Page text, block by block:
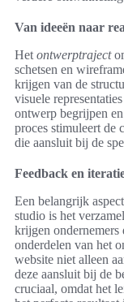
Van ideeën naar
Het ontwerptraject
schetsen en
krijgen van de
visuele
ontwerp begrijpen
proces stimuleert de
die aansluit bij de
Feedback en
Een belangrijk
studio is het
krijgen ondernemers
onderdelen van het
website niet alleen
deze aansluit bij de
cruciaal, omdat het